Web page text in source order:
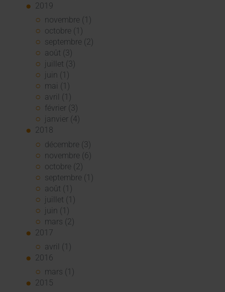
2019
novembre (1)
octobre (1)
septembre (2)
août (3)
juillet (3)
juin (1)
mai (1)
avril (1)
février (3)
janvier (4)
2018
décembre (3)
novembre (6)
octobre (2)
septembre (1)
août (1)
juillet (1)
juin (1)
mars (2)
2017
avril (1)
2016
mars (1)
2015